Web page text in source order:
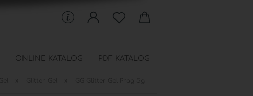
ONLINE KATALOG PDF KATALOG